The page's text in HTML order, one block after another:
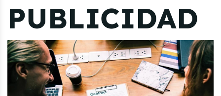
PUBLICIDAD